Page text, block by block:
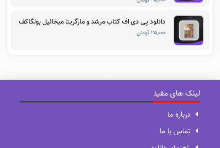
دانلود پی دی اف کتاب مرشد و مارگریتا میخائیل بولگاکف
۲۵,۰۰۰ تومان
لینک های مفید
درباره ما
تماس با ما